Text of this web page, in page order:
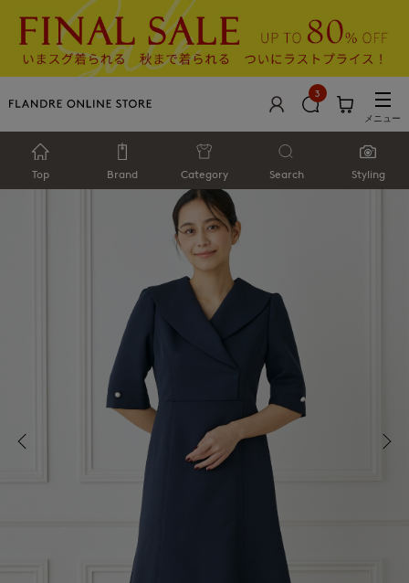
3
メニュー
Top Brand Category Search Styling